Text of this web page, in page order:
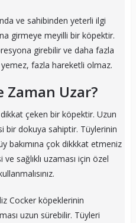
ve sahibinden yeterli ilgi
girmeye meyilli bir köpektir.
girebilir ve daha fazla
fazla hareketli olmaz.
Zaman Uzar?
çeken bir köpektir. Uzun
bir dokuya sahiptir. Tüylerinin
bakımına çok dikkkat etmeniz
sağlıklı uzaması için özel
Cocker köpeklerinin
uzun sürebilir. Tüyleri